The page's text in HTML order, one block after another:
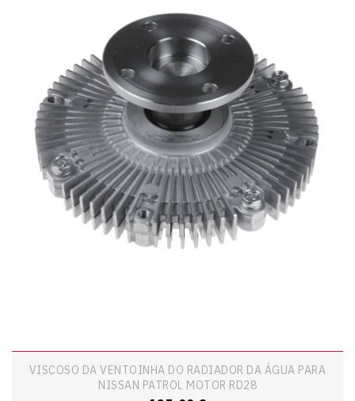
VISCOSO DA VENTOINHA DO RADIADOR DA ÁGUA PARA
NISSAN PATROL MOTOR RD28